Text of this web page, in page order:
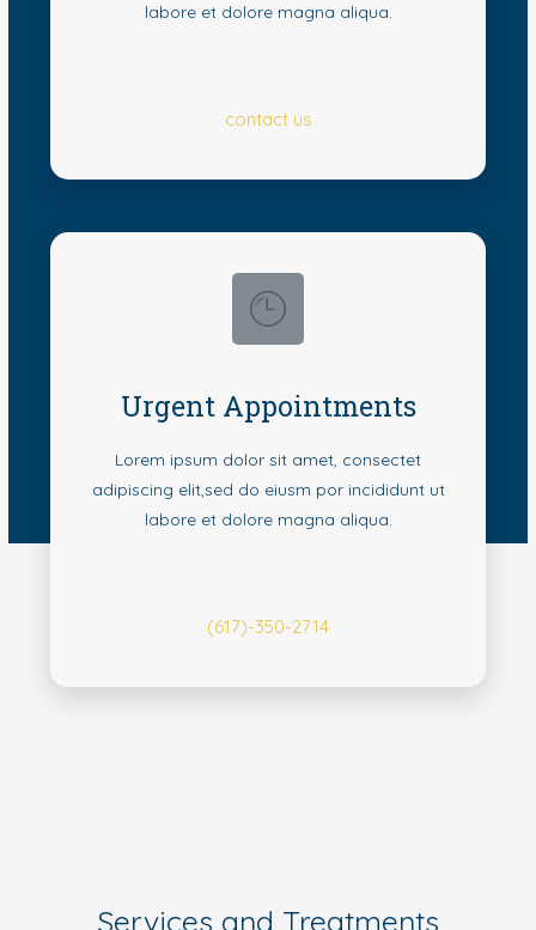
labore et dolore magna aliqua.
contact us
Urgent Appointments
Lorem ipsum dolor sit amet, consectet
adipiscing elit,sed do eiusm por incididunt ut
labore et dolore magna aliqua.
(617)-350-2714
Services and Treatments